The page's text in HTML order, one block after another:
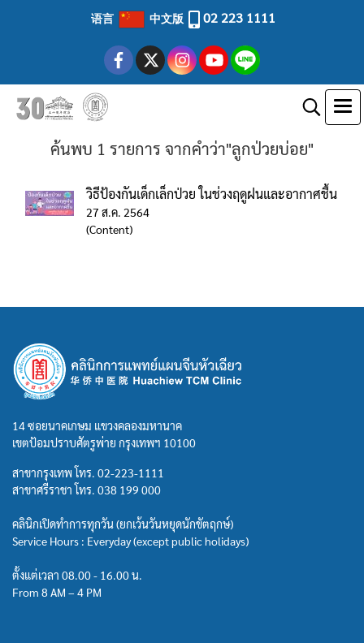
语言 中文版 02 223 1111
ค้นพบ 1 รายการ จากคำว่า"ลูกป่วยบ่อย"
วิธีป้องกันเด็กเล็กป่วย ในช่วงฤดูฝนและอากาศชื้น
27 ส.ค. 2564
(Content)
14 ซอยนาคเกษม แขวงคลองมหานาค
เขตป้อมปราบศัตรูพ่าย กรุงเทพฯ 10100
สาขากรุงเทพ โทร. 02-223-1111
สาขาศรีราชา โทร. 038 199 000
คลินิกเปิดทำการทุกวัน (ยกเว้นวันหยุดนักขัตฤกษ์)
Service Hours : Everyday (except public holidays)
ตั้งแต่เวลา 08.00 - 16.00 น.
From 8 AM – 4 PM